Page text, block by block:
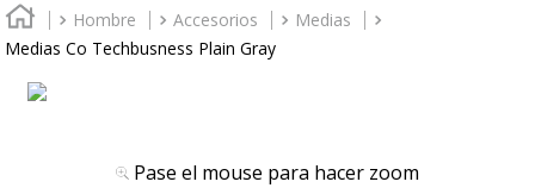
2
tenis mujer
3.
zapatos hombre
4
accesorios
Hombre Accesorios
Medias
Medias Co Techbusness Plain Gray
Pase el mouse para hacer zoom